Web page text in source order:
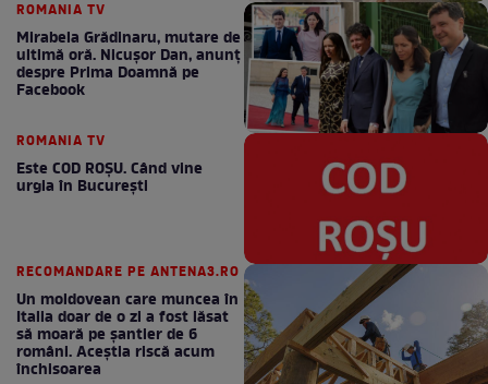
ROMANIA TV
Mirabela Grădinaru, mutare de
ultimă oră. Nicuşor Dan, anunţ
despre Prima Doamnă pe
Facebook
ROMANIA TV
Este COD ROŞU. Când vine
urgia în Bucureşti
RECOMANDARE PE ANTENA3.RO
Un moldovean care muncea în
Italia doar de o zi a fost lăsat
să moară pe şantier de 6
români. Aceștia riscă acum
închisoarea